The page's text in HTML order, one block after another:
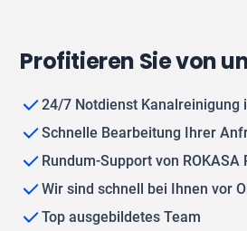
Profitieren Sie von
24/7 Notdienst Kanalreinigung
Schnelle Bearbeitung Ihrer
Rundum-Support von ROKASA
Wir sind schnell bei Ihnen vor
Top ausgebildetes Team